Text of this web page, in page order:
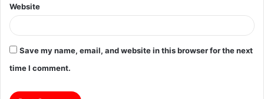
Website
Save my name, email, and website in this browser for the next
time I comment.